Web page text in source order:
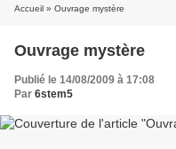
Accueil » Ouvrage mystère
Ouvrage mystère
Publié le 14/08/2009 à 17:08
Par 6stem5